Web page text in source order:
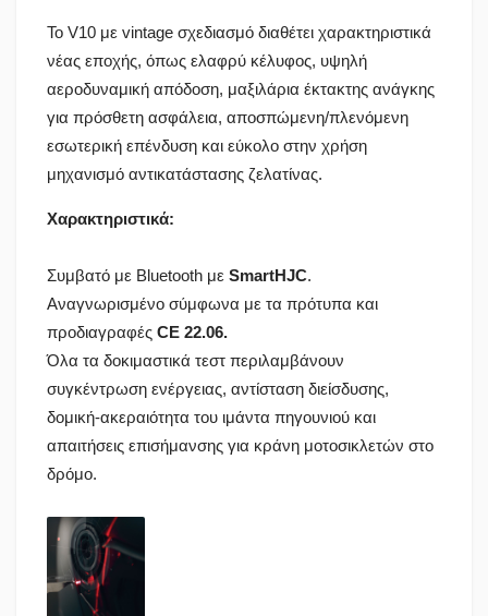
Το V10 με vintage σχεδιασμό διαθέτει χαρακτηριστικά
νέας εποχής, όπως ελαφρύ κέλυφος, υψηλή
αεροδυναμική απόδοση, μαξιλάρια έκτακτης ανάγκης
για πρόσθετη ασφάλεια, αποσπώμενη/πλενόμενη
εσωτερική επένδυση και εύκολο στην χρήση
μηχανισμό αντικατάστασης ζελατίνας.
Χαρακτηριστικά:
Συμβατό με Bluetooth με SmartHJC.
Αναγνωρισμένο σύμφωνα με τα πρότυπα και
προδιαγραφές CE 22.06.
Όλα τα δοκιμαστικά τεστ περιλαμβάνουν
συγκέντρωση ενέργειας, αντίσταση διείσδυσης,
δομική-ακεραιότητα του ιμάντα πηγουνιού και
απαιτήσεις επισήμανσης για κράνη μοτοσικλετών στο
δρόμο.